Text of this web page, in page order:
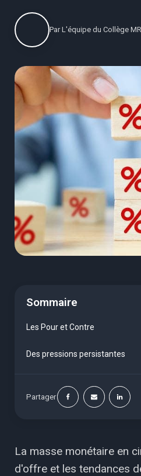
Par L'équipe du Collège
Sommaire
Les Pour et Contre
Des pressions persistantes
Partager
La masse monétaire en
d'offre et les tendances